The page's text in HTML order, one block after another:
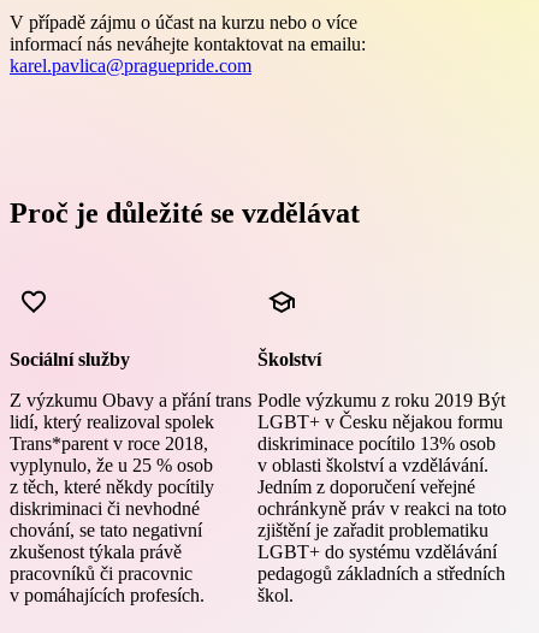
V případě zájmu o účast na kurzu nebo o více
informací nás neváhejte kontaktovat na emailu:
karel.pavlica@praguepride.com
Proč je důležité se vzdělávat
Sociální služby
Z výzkumu Obavy a přání trans
lidí, který realizoval spolek
Trans*parent v roce 2018,
vyplynulo, že u 25 % osob
z těch, které někdy pocítily
diskriminaci či nevhodné
chování, se tato negativní
zkušenost týkala právě
pracovníků či pracovnic
v pomáhajících profesích.
Školství
Podle výzkumu z roku 2019 Být
LGBT+ v Česku nějakou formu
diskriminace pocítilo 13% osob
v oblasti školství a vzdělávání.
Jedním z doporučení veřejné
ochránkyně práv v reakci na toto
zjištění je zařadit problematiku
LGBT+ do systému vzdělávání
pedagogů základních a středních
škol.